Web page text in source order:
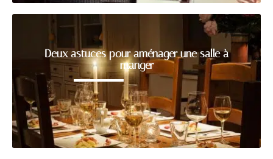
Deux astuces pour aménager une salle à
manger